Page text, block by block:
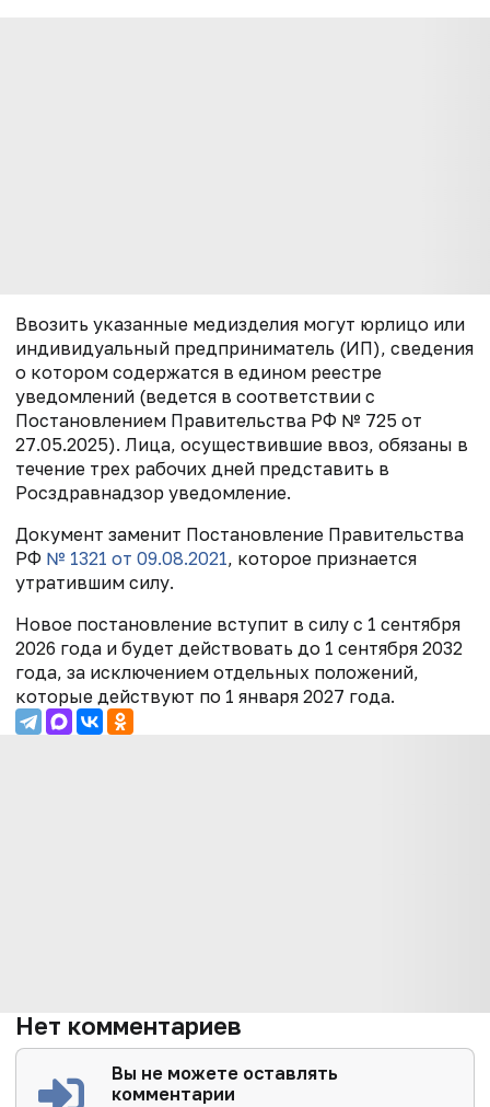
Ввозить указанные медизделия могут юрлицо или
индивидуальный предприниматель (ИП), сведения
о котором содержатся в едином реестре
уведомлений (ведется в соответствии с
Постановлением Правительства РФ № 725 от
27.05.2025). Лица, осуществившие ввоз, обязаны в
течение трех рабочих дней представить в
Росздравнадзор уведомление.
Документ заменит Постановление Правительства
РФ № 1321 от 09.08.2021, которое признается
утратившим силу.
Новое постановление вступит в силу с 1 сентября
2026 года и будет действовать до 1 сентября 2032
года, за исключением отдельных положений,
которые действуют по 1 января 2027 года.
Нет комментариев
Вы не можете оставлять
комментарии